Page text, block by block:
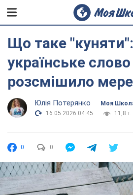
Що таке
українське слово
розсмішило
Юлія Потерянко
Моя
16.05.2026 04:45
11,8 т.
0 0